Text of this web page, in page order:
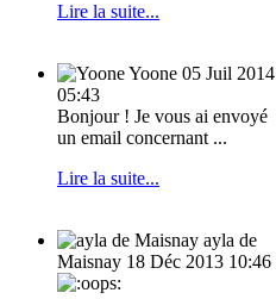
Lire la suite...
Yoone 05 Juil 2014
05:43
Bonjour ! Je vous ai envoyé
un email concernant ...
Lire la suite...
ayla de
Maisnay 18 Déc 2013 10:46